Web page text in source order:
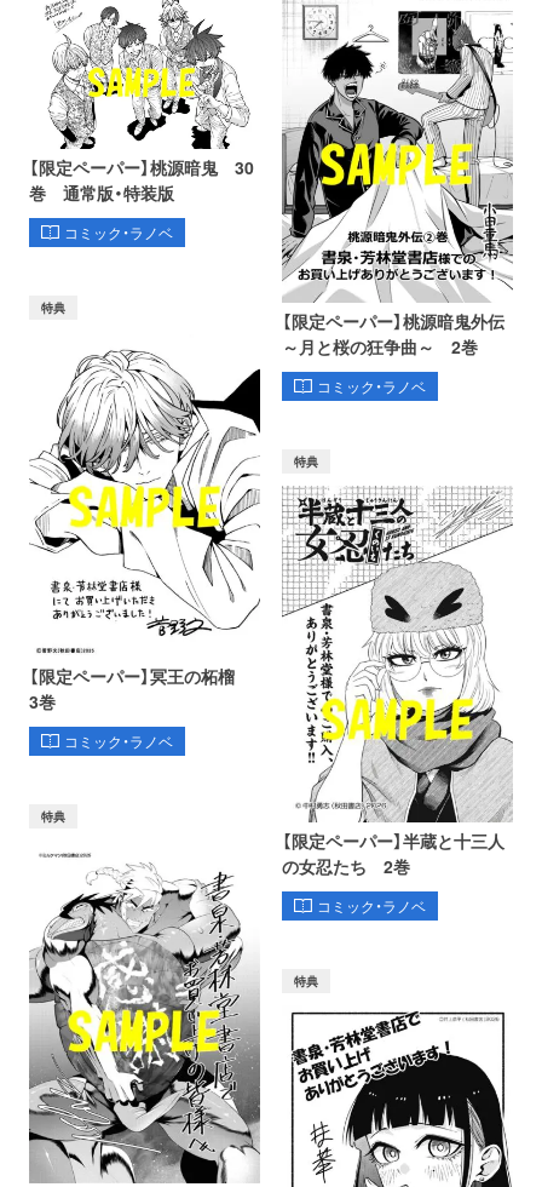
【限定ペーパー】桃源暗鬼 30
巻 通常版・特装版
コミック・ラノベ
【限定ペーパー】桃源暗鬼外伝
～月と桜の狂争曲～ 2巻
コミック・ラノベ
特典
【限定ペーパー】冥王の柘榴
3巻
コミック・ラノベ
特典
【限定ペーパー】半蔵と十三人
の女忍たち 2巻
コミック・ラノベ
特典
特典